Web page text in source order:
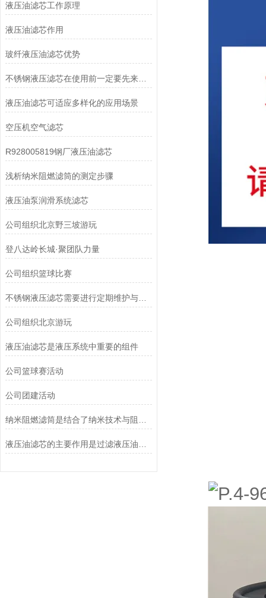
液压油滤芯工作原理
液压油滤芯作用
玻纤液压油滤芯优势
不锈钢液压滤芯在使用前一定要先来了解下这些
液压油滤芯可适应多样化的应用场景
空压机空气滤芯
R928005819钢厂液压油滤芯
浅析纳米阻燃滤筒的测定步骤
液压油泵润滑系统滤芯
公司组织北京野三坡游玩
登八达岭长城·聚团队力量
公司组织篮球比赛
不锈钢液压滤芯需要进行定期维护与清洁
公司组织北京游玩
液压油滤芯是液压系统中重要的组件
公司篮球赛活动
公司团建活动